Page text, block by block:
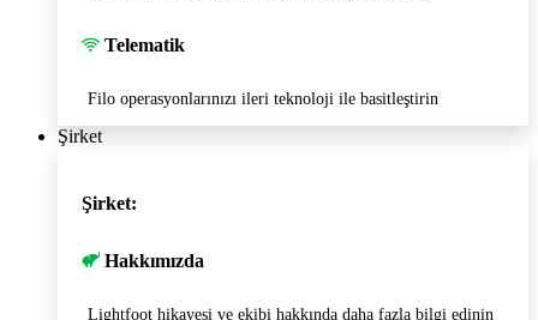
Telematik
Filo operasyonlarınızı ileri teknoloji ile basitleştirin
Şirket
Şirket:
Hakkımızda
Lightfoot hikayesi ve ekibi hakkında daha fazla bilgi edinin